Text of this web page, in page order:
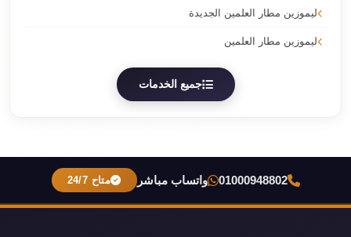
ليموزين مطار العلمين الجديدة
ليموزين مطار العلمين
جميع الخدمات
01000948802 واتساب مباشر متاح 24/7